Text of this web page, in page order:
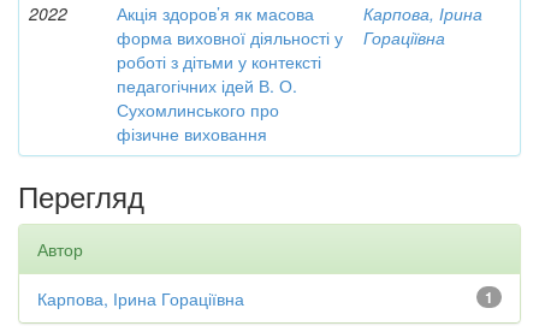
2022
Акція здоров’я як масова
форма виховної діяльності у
роботі з дітьми у контексті
педагогічних ідей В. О.
Сухомлинського про
фізичне виховання
Карпова, Ірина
Гораціївна
Перегляд
Автор
1
Карпова, Ірина Гораціївна